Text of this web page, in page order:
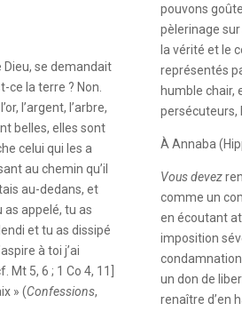
se demandait
ce la terre ? Non.
l’argent, l’arbre,
belles, elles sont
celui qui les a
au chemin qu’il
au-dedans, et
as appelé, tu as
et tu as dissipé
à toi j’ai
Mt 5, 6 ; 1 Co 4, 11]
» (Confessions,
pouvons
pèlerinage
la vérité et le
représentés
humble chair,
persécuteurs,
À Annaba
Vous devez
comme un
en écoutant
imposition
un don de
renaître d’en